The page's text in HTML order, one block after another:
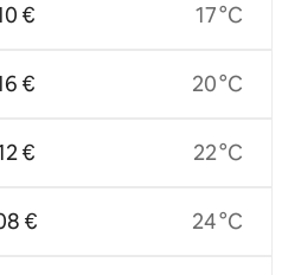
€
€
€
€
17 °C
20 °C
22 °C
24 °C